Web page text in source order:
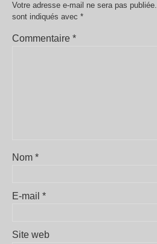
Votre adresse e-mail ne sera pas publiée.
sont indiqués avec *
Commentaire *
Nom *
E-mail *
Site web